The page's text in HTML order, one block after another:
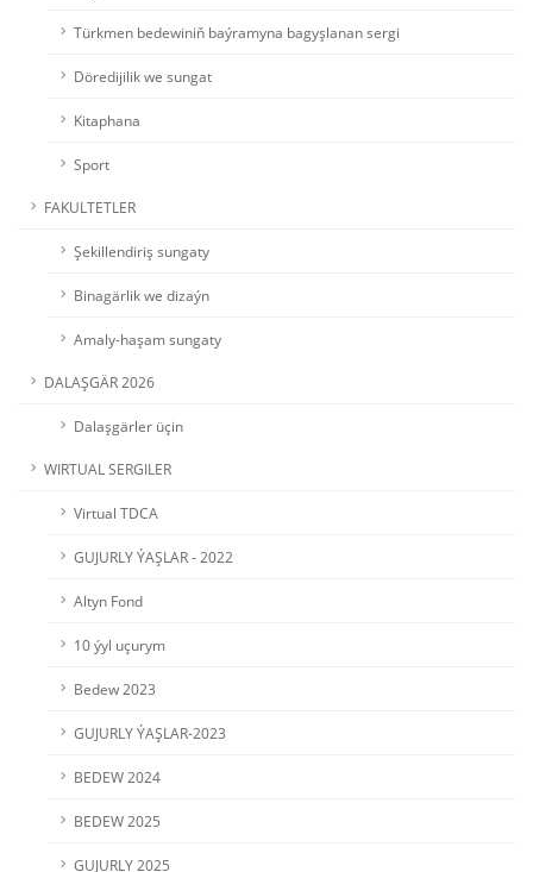
Türkmen bedewiniň baýramyna bagyşlanan sergi
Döredijilik we sungat
Kitaphana
Sport
FAKULTETLER
Şekillendiriş sungaty
Binagärlik we dizaýn
Amaly-haşam sungaty
DALAŞGÄR 2026
Dalaşgärler üçin
WIRTUAL SERGILER
Virtual TDCA
GUJURLY ÝAŞLAR - 2022
Altyn Fond
10 ýyl uçurym
Bedew 2023
GUJURLY ÝAŞLAR-2023
BEDEW 2024
BEDEW 2025
GUJURLY 2025